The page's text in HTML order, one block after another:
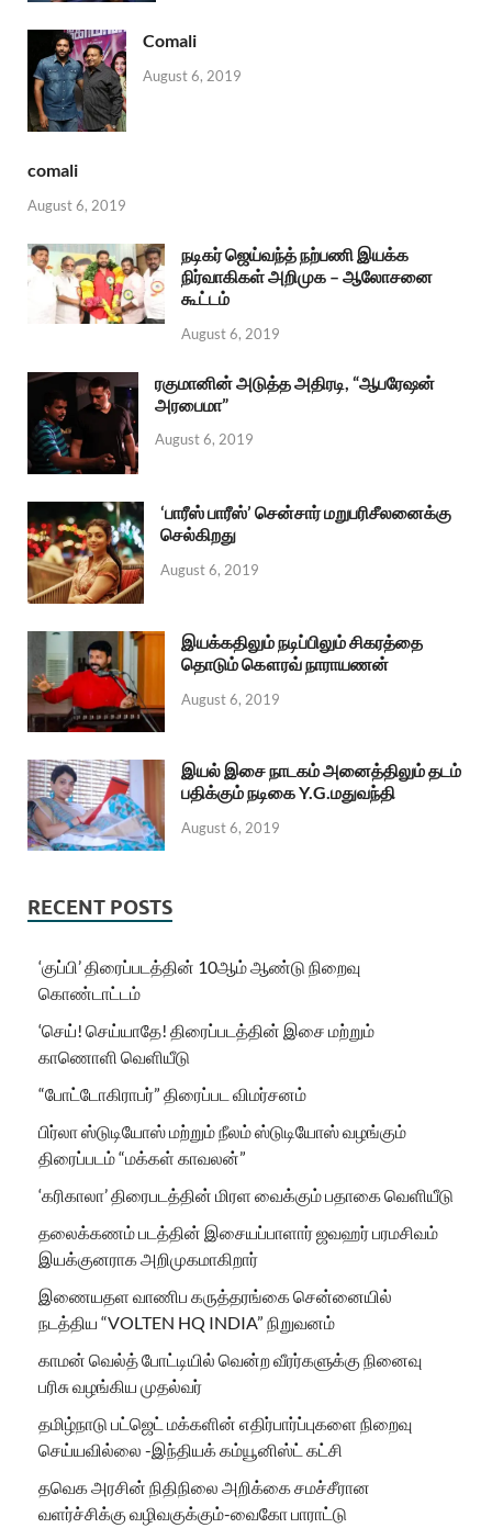
Comali
August 6, 2019
comali
August 6, 2019
நடிகர் ஜெய்வந்த் நற்பணி இயக்க
நிர்வாகிகள் அறிமுக – ஆலோசனை
கூட்டம்
August 6, 2019
ரகுமானின் அடுத்த அதிரடி, “ஆபரேஷன்
அரபைமா”
August 6, 2019
‘பாரீஸ் பாரீஸ்’ சென்சார் மறுபரிசீலனைக்கு
செல்கிறது
August 6, 2019
இயக்கதிலும் நடிப்பிலும் சிகரத்தை
தொடும் கௌரவ் நாராயணன்
August 6, 2019
இயல் இசை நாடகம் அனைத்திலும் தடம்
பதிக்கும் நடிகை Y.G.மதுவந்தி
August 6, 2019
RECENT POSTS
‘குப்பி’ திரைப்படத்தின் 10ஆம் ஆண்டு நிறைவு
கொண்டாட்டம்
‘செய்! செய்யாதே! திரைப்படத்தின் இசை மற்றும்
காணொளி வெளியீடு
“போட்டோகிராபர்” திரைப்பட விமர்சனம்
பிர்லா ஸ்டுடியோஸ் மற்றும் நீலம் ஸ்டுடியோஸ் வழங்கும்
திரைப்படம் “மக்கள் காவலன்”
‘கரிகாலா’ திரைபடத்தின் மிரள வைக்கும் பதாகை வெளியீடு
தலைக்கணம் படத்தின் இசையப்பாளார் ஜவஹர் பரமசிவம்
இயக்குனராக அறிமுகமாகிறார்
இணையதள வாணிப கருத்தரங்கை சென்னையில்
நடத்திய “VOLTEN HQ INDIA” நிறுவனம்
காமன் வெல்த் போட்டியில் வென்ற வீரர்களுக்கு நினைவு
பரிசு வழங்கிய முதல்வர்
தமிழ்நாடு பட்ஜெட் மக்களின் எதிர்பார்ப்புகளை நிறைவு
செய்யவில்லை -இந்தியக் கம்யூனிஸ்ட் கட்சி
தவெக அரசின் நிதிநிலை அறிக்கை சமச்சீரான
வளர்ச்சிக்கு வழிவகுக்கும்-வைகோ பாராட்டு